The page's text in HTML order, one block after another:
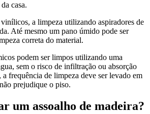
casa.
a limpeza utilizando aspiradores de
Até mesmo um pano úmido pode ser
correta do material.
podem ser limpos utilizando uma
sem o risco de infiltração ou absorção
a frequência de limpeza deve ser levado em
prejudique o piso.
um assoalho de madeira?